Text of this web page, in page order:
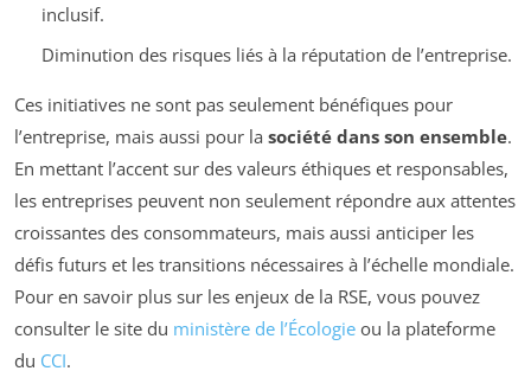
inclusif.
Diminution des risques liés à la réputation de l’entreprise.
Ces initiatives ne sont pas seulement bénéfiques pour
l’entreprise, mais aussi pour la société dans son ensemble.
En mettant l’accent sur des valeurs éthiques et responsables,
les entreprises peuvent non seulement répondre aux attentes
croissantes des consommateurs, mais aussi anticiper les
défis futurs et les transitions nécessaires à l’échelle mondiale.
Pour en savoir plus sur les enjeux de la RSE, vous pouvez
consulter le site du ministère de l’Écologie ou la plateforme
du CCI.